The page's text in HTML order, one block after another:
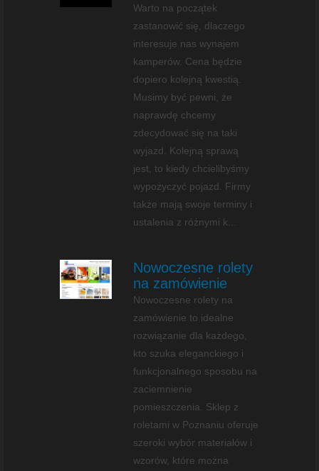
Warto na początek
zastanowić się, dlaczego
interesuje nas wynajem
kamperów. Cena będzie
dopiero kolejną kwestią.
Musimy być pewni, że
naprawdę chcemy
zdecydować się na taki
wyjazd. Kolejną sprawą
jest, to kiedy chcielibyśmy
wypożyczyć pojazd. Firmy
także mają swoje terminy i
ustalenia z różnymi k...
Nowoczesne rolety
na zamówienie
Nowoczesne rolety na
zamówienie to idealne
rozwiązanie dla każdego,
kto szuka eleganckiego i
funkcjonalnego sposobu na
zaciemnienie
pomieszczenia. Sklep z
roletami w Poznaniu oferuje
szeroki wybór materiałów i
wzorów, które można